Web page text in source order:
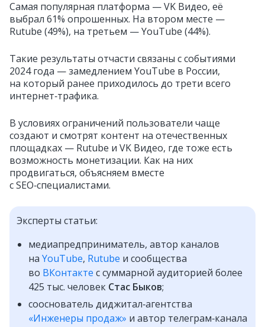
Самая популярная платформа — VK Видео, её
выбрал 61% опрошенных. На втором месте —
Rutube (49%), на третьем — YouTube (44%).
Такие результаты отчасти связаны с событиями
2024 года — замедлением YouTube в России,
на который ранее приходилось до трети всего
интернет‑трафика.
В условиях ограничений пользователи чаще
создают и смотрят контент на отечественных
площадках — Rutube и VK Видео, где тоже есть
возможность монетизации. Как на них
продвигаться, объясняем вместе
с SEO‑специалистами.
Эксперты статьи:
медиапредприниматель, автор каналов
на YouTube, Rutube и сообщества
во ВКонтакте с суммарной аудиторией более
425 тыс. человек Стас Быков;
сооснователь диджитал‑агентства
«Инженеры продаж» и автор телеграм‑канала